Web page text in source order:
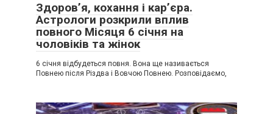
Здоров’я, кохання і кар’єра.
Астрологи розкрили вплив
повного Місяця 6 січня на
чоловіків та жінок
6 січня відбудеться повня. Вона ще називається
Повнею після Різдва і Вовчою Повнею. Розповідаємо,